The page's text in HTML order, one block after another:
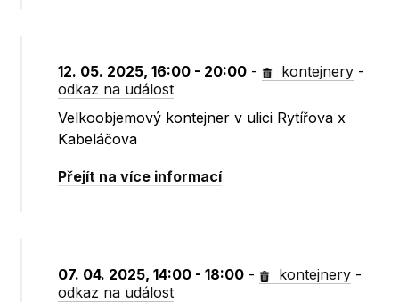
12. 05. 2025, 16:00 - 20:00 - kontejnery -
odkaz na událost
Velkoobjemový kontejner v ulici Rytířova x
Kabeláčova
Přejít na více informací
07. 04. 2025, 14:00 - 18:00 - kontejnery -
odkaz na událost